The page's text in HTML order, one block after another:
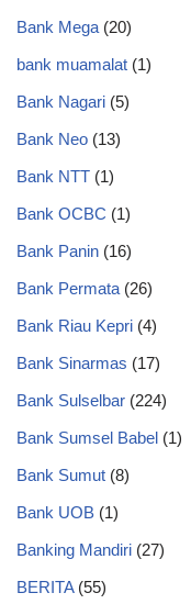
Bank Mega (20)
bank muamalat (1)
Bank Nagari (5)
Bank Neo (13)
Bank NTT (1)
Bank OCBC (1)
Bank Panin (16)
Bank Permata (26)
Bank Riau Kepri (4)
Bank Sinarmas (17)
Bank Sulselbar (224)
Bank Sumsel Babel (1)
Bank Sumut (8)
Bank UOB (1)
Banking Mandiri (27)
BERITA(55)